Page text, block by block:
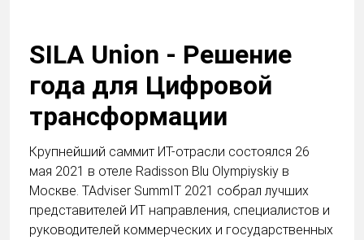
SILA Union - Решение
года для Цифровой
трансформации
Крупнейший саммит ИТ-отрасли состоялся 26
мая 2021 в отеле Radisson Blu Olympiyskiy в
Москве. TAdviser SummIT 2021 собрал лучших
представителей ИТ направления, специалистов и
руководителей коммерческих и государственных